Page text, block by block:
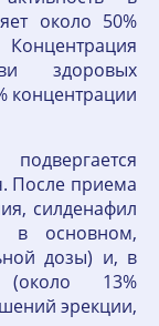
около 50%
здоровых
концентрации
После приема
силденафил
в основном,
дозы) и, в
13%
эрекции,